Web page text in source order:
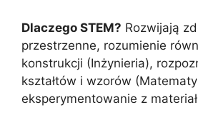
Dlaczego STEM? Rozwijają
przestrzenne, rozumienie
konstrukcji (Inżynieria),
kształtów i wzorów
eksperymentowanie z